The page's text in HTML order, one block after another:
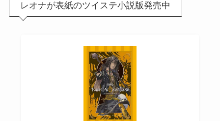
レオナが表紙のツイステ小説版発売中